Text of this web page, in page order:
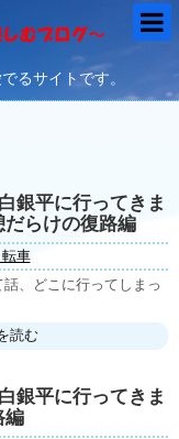
るサイトです。
銀平に行ってきま
らけの復路編
転車
、どこに行ってしまっ
読む
銀平に行ってきま